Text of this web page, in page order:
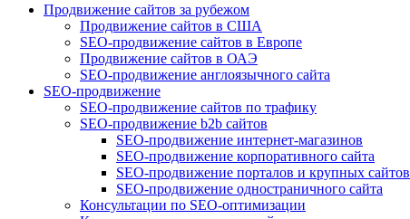
Продвижение сайтов за рубежом
Продвижение сайтов в США
SEO-продвижение сайтов в Европе
Продвижение сайтов в ОАЭ
SEO-продвижение англоязычного сайта
SEO-продвижение
SEO-продвижение сайтов по трафику
SEO-продвижение b2b сайтов
SEO-продвижение интернет-магазинов
SEO-продвижение корпоративного сайта
SEO-продвижение порталов и крупных сайтов
SEO-продвижение одностраничного сайта
Консультации по SEO-оптимизации